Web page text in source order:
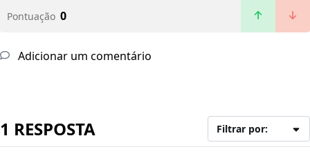
Pontuação 0
Adicionar um comentário
1 RESPOSTA Filtrar por: